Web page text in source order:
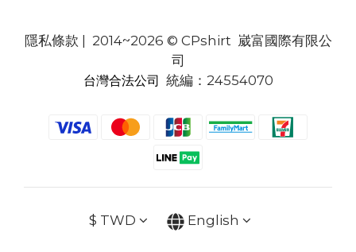
隱私條款 | 2014~2026 © CPshirt 崴富國際有限公
司
台灣合法公司 統編：24554070
$ TWD English